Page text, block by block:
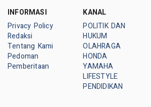
INFORMASI
Privacy Policy
Redaksi
Tentang Kami
Pedoman
Pemberitaan
KANAL
POLITIK DAN
HUKUM
OLAHRAGA
HONDA
YAMAHA
LIFESTYLE
PENDIDIKAN